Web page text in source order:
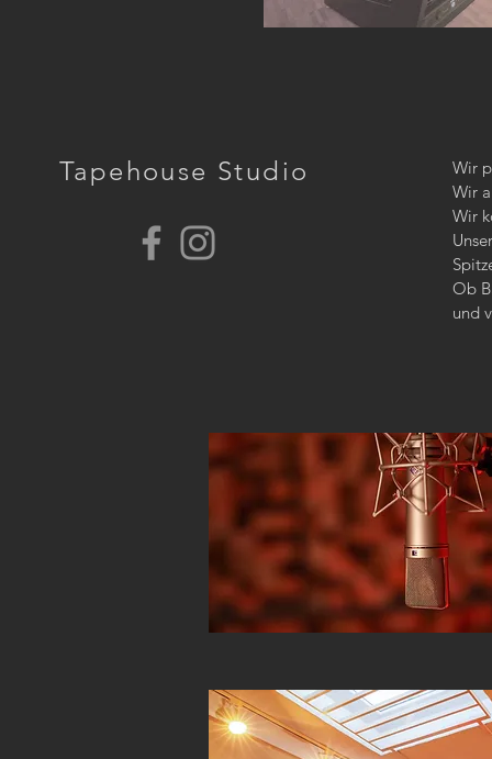
Tapehouse Studio
Wir
Wir
Wir
Ob
und